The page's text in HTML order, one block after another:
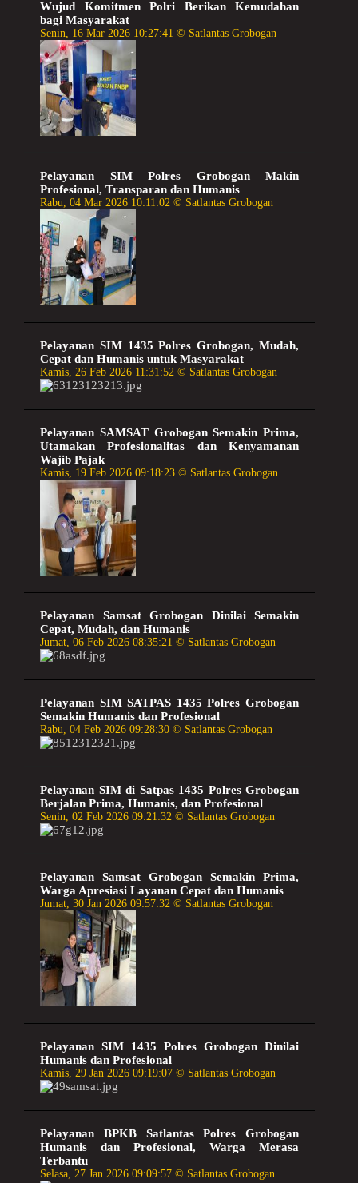
Wujud Komitmen Polri Berikan Kemudahan
bagi Masyarakat
Senin, 16 Mar 2026 10:27:41 © Satlantas Grobogan
Pelayanan SIM Polres Grobogan Makin
Profesional, Transparan dan Humanis
Rabu, 04 Mar 2026 10:11:02 © Satlantas Grobogan
Pelayanan SIM 1435 Polres Grobogan, Mudah,
Cepat dan Humanis untuk Masyarakat
Kamis, 26 Feb 2026 11:31:52 © Satlantas Grobogan
Pelayanan SAMSAT Grobogan Semakin Prima,
Utamakan Profesionalitas dan Kenyamanan
Wajib Pajak
Kamis, 19 Feb 2026 09:18:23 © Satlantas Grobogan
Pelayanan Samsat Grobogan Dinilai Semakin
Cepat, Mudah, dan Humanis
Jumat, 06 Feb 2026 08:35:21 © Satlantas Grobogan
Pelayanan SIM SATPAS 1435 Polres Grobogan
Semakin Humanis dan Profesional
Rabu, 04 Feb 2026 09:28:30 © Satlantas Grobogan
Pelayanan SIM di Satpas 1435 Polres Grobogan
Berjalan Prima, Humanis, dan Profesional
Senin, 02 Feb 2026 09:21:32 © Satlantas Grobogan
Pelayanan Samsat Grobogan Semakin Prima,
Warga Apresiasi Layanan Cepat dan Humanis
Jumat, 30 Jan 2026 09:57:32 © Satlantas Grobogan
Pelayanan SIM 1435 Polres Grobogan Dinilai
Humanis dan Profesional
Kamis, 29 Jan 2026 09:19:07 © Satlantas Grobogan
Pelayanan BPKB Satlantas Polres Grobogan
Humanis dan Profesional, Warga Merasa
Terbantu
Selasa, 27 Jan 2026 09:09:57 © Satlantas Grobogan